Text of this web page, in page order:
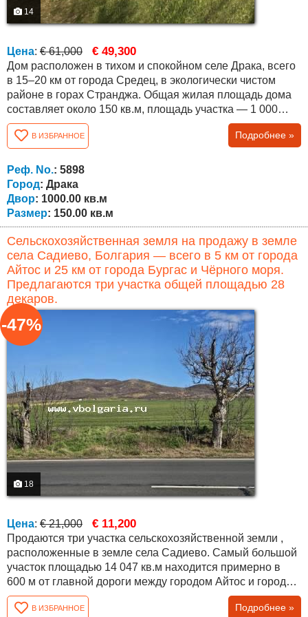
14
Цена: € 61,000 € 49,300
Дом расположен в тихом и спокойном селе Драка, всего
в 15–20 км от города Средец, в экологически чистом
районе в горах Странджа. Общая жилая площадь дома
составляет около 150 кв.м, площадь участка — 1 000
кв.м. Лестницы между этажами наружные.
Недвижимость предлагает прекрасный вид на
окружающую местность. Планировка следующая:
Первый этаж — кухня, гостиная, кладовое помещение,
В ИЗБРАННОЕ Подробнее »
Реф. No.: 5898
Город: Драка
Двор: 1000.00 кв.м
Размер: 150.00 кв.м
Сельскохозяйственная земля на продажу в земле
села Садиево, Болгария — всего в 5 км от города
Айтос и 25 км от города Бургас и Чёрного моря.
Предлагаются три участка общей площадью 28
декаров.
18
-47%
Цена: € 21,000 € 11,200
Продаются три участка сельскохозяйственной земли ,
расположенные в земле села Садиево. Самый большой
участок площадью 14 047 кв.м находится примерно в
600 м от главной дороги между городом Айтос и городом
Бургас. Примерно в 200 м от него расположены ещё два
соседних участка площадью 6 580 кв.м и 7 339 кв.м
В ИЗБРАННОЕ Подробнее »